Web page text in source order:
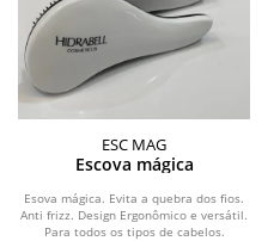
ESC MAG
Escova mágica
Esova mágica. Evita a quebra dos fios.
Anti frizz. Design Ergonômico e versátil.
Para todos os tipos de cabelos.